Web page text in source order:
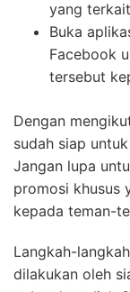
Pada
Tekan dan
muncul opsi
yang
Buka
Facebook
tersebut
sudah siap
Jangan lupa